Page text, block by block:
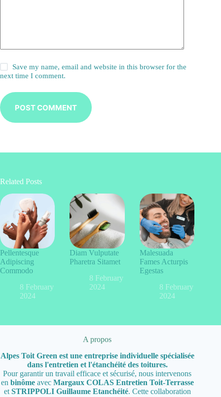
Save my name, email and website in this browser for the
next time I comment.
POST COMMENT
Related Posts
Pellentesque
Adipiscing
Commodo
8 February
2024
Diam Vulputate
Pharetra Sitamet
8 February
2024
Malesuada
Fames Acturpis
Egestas
8 February
2024
A propos
Alpes Toit Green est une entreprise individuelle spécialisée
dans l'entretien et l'étanchéité des toitures.
Pour garantir un travail efficace et sécurisé, nous intervenons
en binômeavec Margaux COLAS Entretien Toit-Terrasse
et STRIPPOLI Guillaume Etanchéité. Cette collaboration